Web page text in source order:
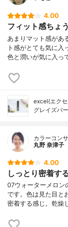
4.00
フィット感ちょ
あまりマット感があ
ト感がとても気に入
色と潤いが気に入っ
excel(エク
グレイズバ
カラーコン
丸野 奈津子
4.00
しっとり密着す
07ウォーターメロン
です。色は見た目と
密着する感じ。乾燥